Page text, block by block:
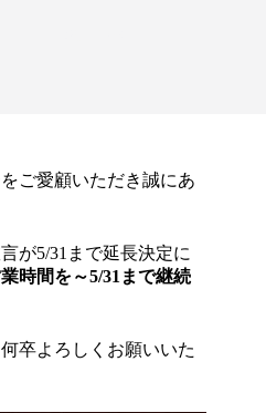
ご愛顧いただき誠にあ
が5/31まで延長決定に
時間を～5/31まで継続
卒よろしくお願いいた